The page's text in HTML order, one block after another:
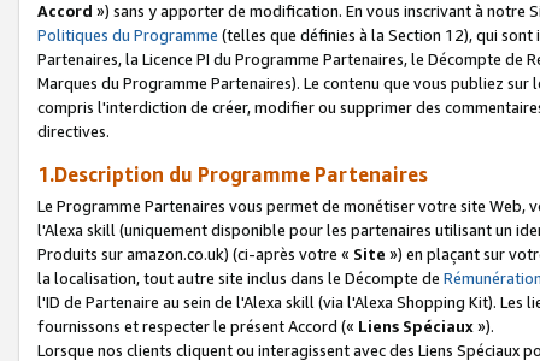
Accord ») sans y apporter de modification. En vous inscrivant à notre
Politiques du Programme (telles que définies à la Section 12), qui
Partenaires, la Licence PI du Programme Partenaires, le Décompte de
Marques du Programme Partenaires). Le contenu que vous publiez
compris l'interdiction de créer, modifier ou supprimer des
directives.
1.Description du Programme Partenaires
Le Programme Partenaires vous permet de monétiser votre site Web,
l'Alexa skill (uniquement disponible pour les partenaires utilisant un
Produits sur amazon.co.uk) (ci-après votre « Site ») en plaçant sur
la localisation, tout autre site inclus dans le Décompte de
l'ID de Partenaire au sein de l'Alexa skill (via l'Alexa Shopping Kit).
fournissons et respecter le présent Accord (« Liens Spéciaux»).
Lorsque nos clients cliquent ou interagissent avec des Liens Spéciaux